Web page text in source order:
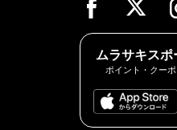
ムラサキスポ
ポイント・クー